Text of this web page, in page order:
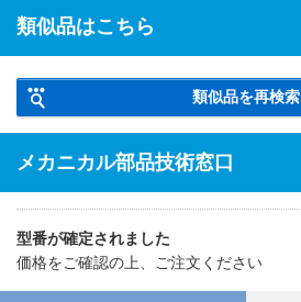
類似品はこちら
類似品を再検索
メカニカル部品技術窓口
型番が確定されました
価格をご確認の上、ご注文ください